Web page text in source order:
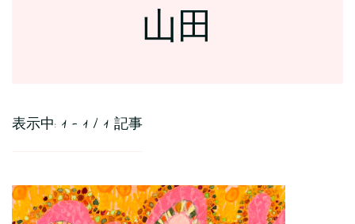
山田
表示中: 1 - 1 / 1 記事